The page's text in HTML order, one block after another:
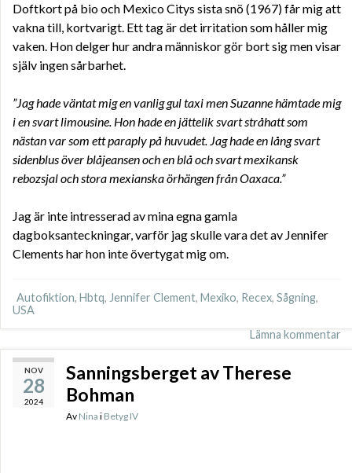
Doftkort på bio och Mexico Citys sista snö (1967) får mig att
vakna till, kortvarigt. Ett tag är det irritation som håller mig
vaken. Hon delger hur andra människor gör bort sig men visar
själv ingen sårbarhet.
”Jag hade väntat mig en vanlig gul taxi men Suzanne hämtade mig
i en svart limousine. Hon hade en jättelik svart stråhatt som
nästan var som ett paraply på huvudet. Jag hade en lång svart
sidenblus över blåjeansen och en blå och svart mexikansk
rebozsjal och stora mexianska örhängen från Oaxaca.”
Jag är inte intresserad av mina egna gamla
dagboksanteckningar, varför jag skulle vara det av Jennifer
Clements har hon inte övertygat mig om.
Autofiktion, Hbtq, Jennifer Clement, Mexiko, Recex, Sågning,
USA
Lämna kommentar
NOV
28
2024
Sanningsberget av Therese
Bohman
Av Nina i Betyg IV